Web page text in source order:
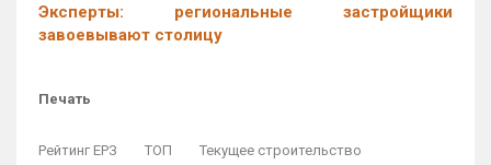
Эксперты: региональные застройщики
завоевывают столицу
Печать
Рейтинг ЕРЗ ТОП
Текущее строительство